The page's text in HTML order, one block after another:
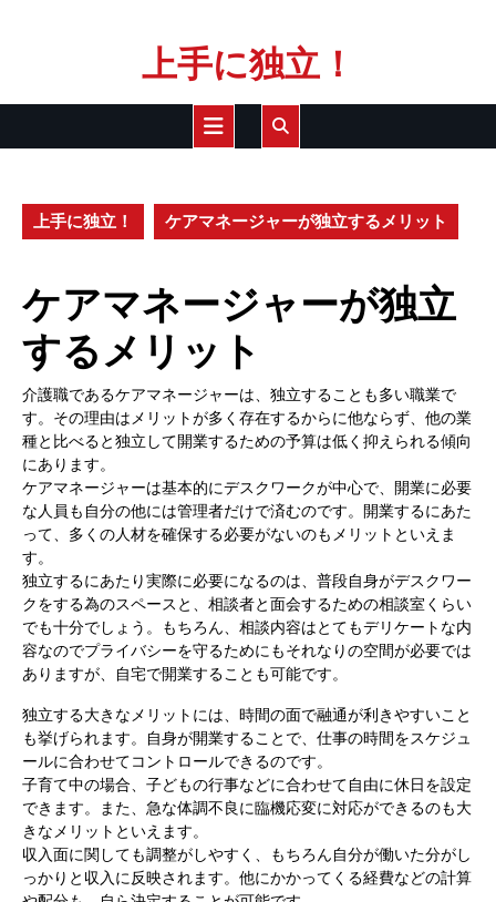
上手に独立！
Open
上手に独立！ ケアマネージャーが独立するメリット
ケアマネージャーが独立
するメリット
介護職であるケアマネージャーは、独立することも多い職業で
す。その理由はメリットが多く存在するからに他ならず、他の業
種と比べると独立して開業するための予算は低く抑えられる傾向
にあります。
ケアマネージャーは基本的にデスクワークが中心で、開業に必要
な人員も自分の他には管理者だけで済むのです。開業するにあた
って、多くの人材を確保する必要がないのもメリットといえま
す。
独立するにあたり実際に必要になるのは、普段自身がデスクワー
クをする為のスペースと、相談者と面会するための相談室くらい
でも十分でしょう。もちろん、相談内容はとてもデリケートな内
容なのでプライバシーを守るためにもそれなりの空間が必要では
ありますが、自宅で開業することも可能です。
独立する大きなメリットには、時間の面で融通が利きやすいこと
も挙げられます。自身が開業することで、仕事の時間をスケジュ
ールに合わせてコントロールできるのです。
子育て中の場合、子どもの行事などに合わせて自由に休日を設定
できます。また、急な体調不良に臨機応変に対応ができるのも大
きなメリットといえます。
収入面に関しても調整がしやすく、もちろん自分が働いた分がし
っかりと収入に反映されます。他にかかってくる経費などの計算